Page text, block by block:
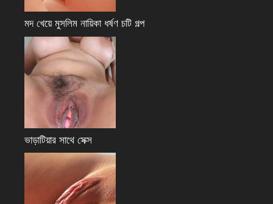
মদ খেয়ে মুসলিম নায়িকা ধর্ষণ চটি গল্প
ভাড়াটিয়ার সাথে সেক্স